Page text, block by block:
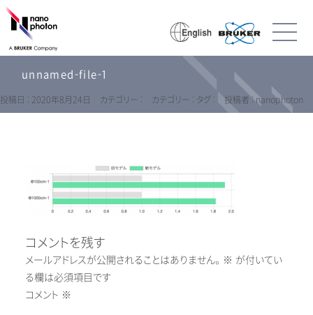
unnamed-file-1
投稿日 : 2020年8月24日 カテゴリー : カテゴリー : タグ : 投稿者 : nanophoton
コメントを残す
メールアドレスが公開されることはありません。 ※ が付いてい
る欄は必須項目です
コメント ※